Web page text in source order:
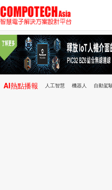
AI熱點播報 人工智慧 機器人 自動駕